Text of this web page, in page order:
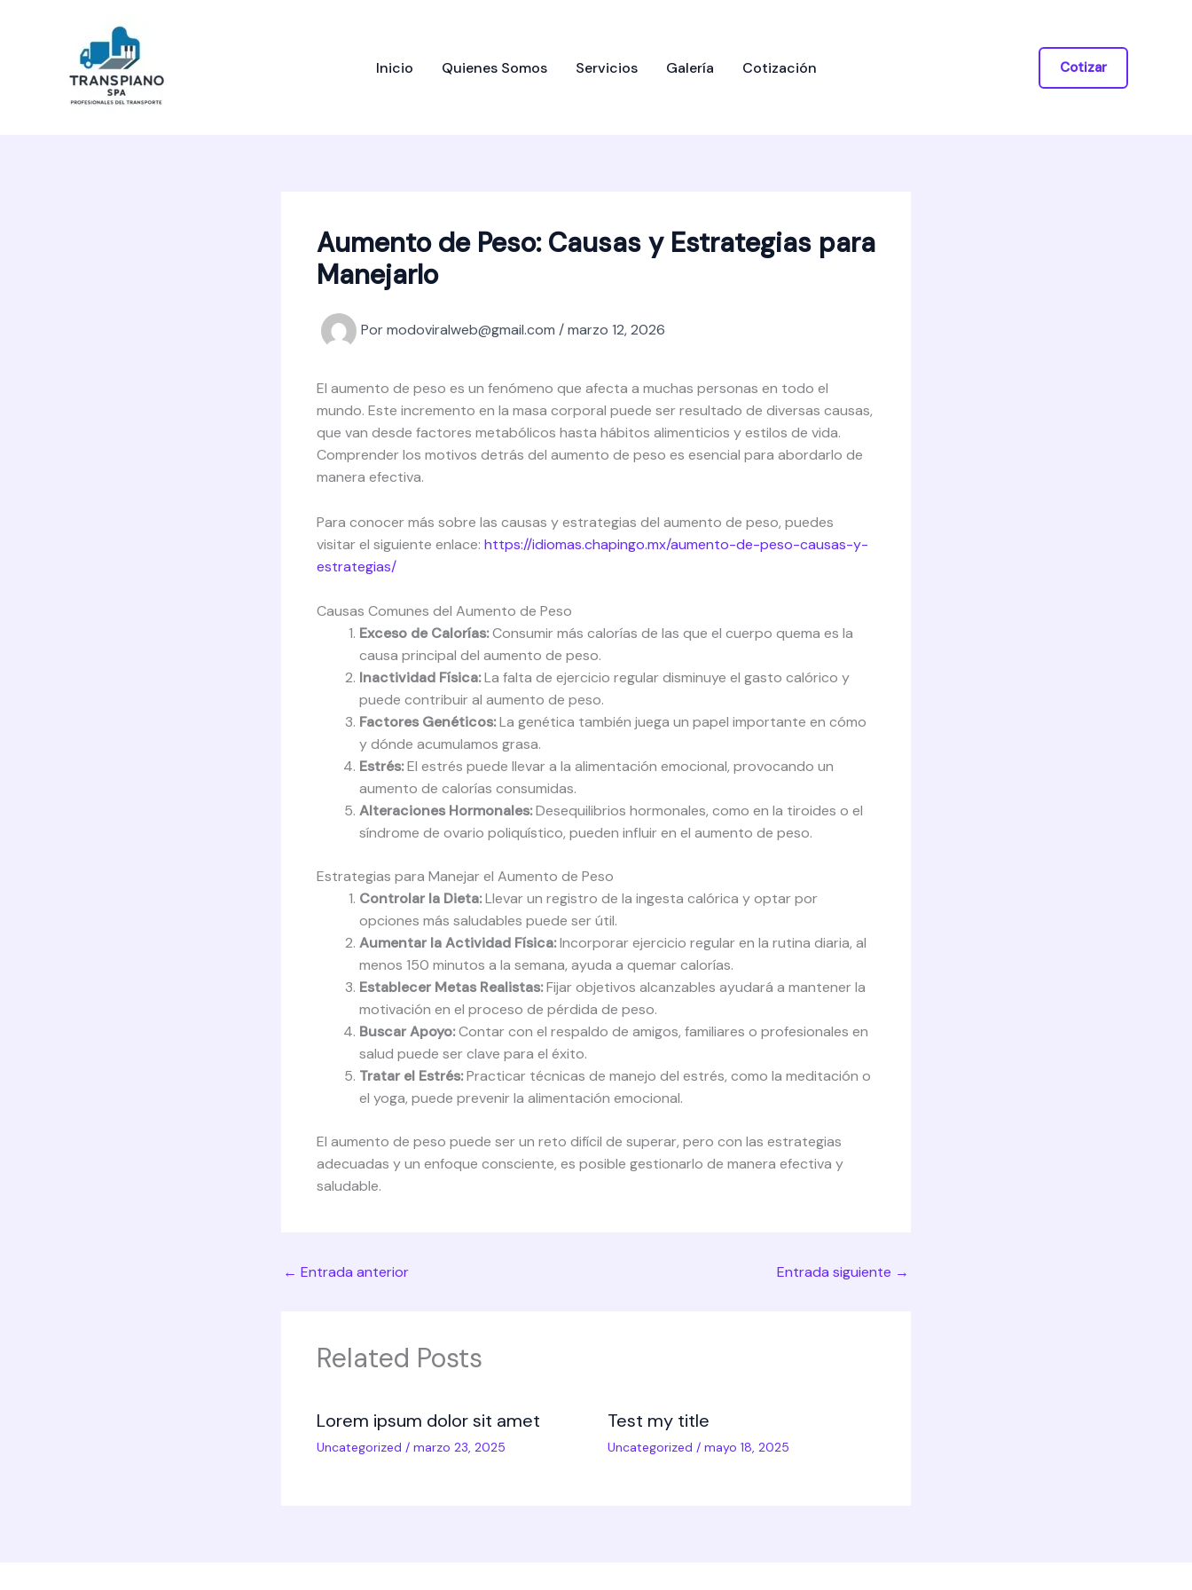
Inicio Quienes Somos Servicios Galería Cotización Cotizar
Aumento de Peso: Causas y Estrategias para
Manejarlo
Pormodoviralweb@gmail.com /marzo 12, 2026
El aumento de peso es un fenómeno que afecta a muchas personas en todo el
mundo. Este incremento en la masa corporal puede ser resultado de diversas causas,
que van desde factores metabólicos hasta hábitos alimenticios y estilos de vida.
Comprender los motivos detrás del aumento de peso es esencial para abordarlo de
manera efectiva.
Para conocer más sobre las causas y estrategias del aumento de peso, puedes
visitar el siguiente enlace: https://idiomas.chapingo.mx/aumento-de-peso-causas-y-
estrategias/
Causas Comunes del Aumento de Peso
Exceso de Calorías:Consumir más calorías de las que el cuerpo quema es la
causa principal del aumento de peso.
Inactividad Física:La falta de ejercicio regular disminuye el gasto calórico y
puede contribuir al aumento de peso.
Factores Genéticos:La genética también juega un papel importante en cómo
y dónde acumulamos grasa.
Estrés:El estrés puede llevar a la alimentación emocional, provocando un
aumento de calorías consumidas.
Alteraciones Hormonales:Desequilibrios hormonales, como en la tiroides o el
síndrome de ovario poliquístico, pueden influir en el aumento de peso.
Estrategias para Manejar el Aumento de Peso
Controlar la Dieta:Llevar un registro de la ingesta calórica y optar por
opciones más saludables puede ser útil.
Aumentar la Actividad Física:Incorporar ejercicio regular en la rutina diaria, al
menos 150 minutos a la semana, ayuda a quemar calorías.
Establecer Metas Realistas:Fijar objetivos alcanzables ayudará a mantener la
motivación en el proceso de pérdida de peso.
Buscar Apoyo:Contar con el respaldo de amigos, familiares o profesionales en
salud puede ser clave para el éxito.
Tratar el Estrés:Practicar técnicas de manejo del estrés, como la meditación o
el yoga, puede prevenir la alimentación emocional.
El aumento de peso puede ser un reto difícil de superar, pero con las estrategias
adecuadas y un enfoque consciente, es posible gestionarlo de manera efectiva y
saludable.
← Entrada anterior Entrada siguiente →
Related Posts
Lorem ipsum dolor sit amet
Uncategorized / marzo 23, 2025
Test my title
Uncategorized / mayo 18, 2025